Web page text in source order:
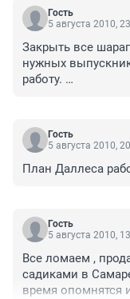
Гость
5 августа 2010,
Закрыть все
нужных
работу.
как
немного военных
Гость
5 августа 2010,
План Даллеса
Гость
5 августа 2010,
Все ломаем ,
садиками в
время опомнятся